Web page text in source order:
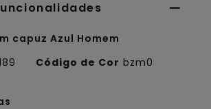
capuz Azul Homem
Código de Cor bzm0